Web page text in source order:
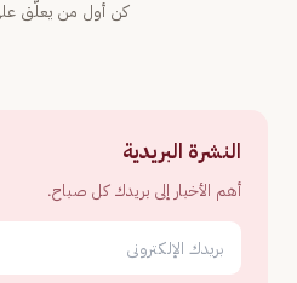
كن أول من يعلّق
النشرة البريدية
أهم الأخبار إلى بريدك كل صباح.